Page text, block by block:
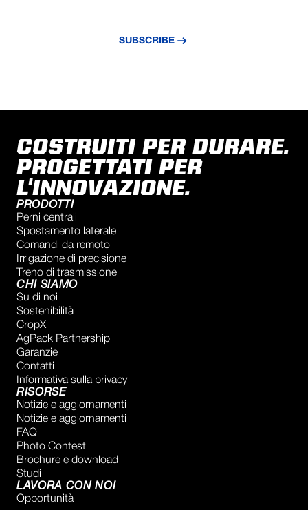
SUBSCRIBE
COSTRUITI PER DURARE.
PROGETTATI PER
L'INNOVAZIONE.
PRODOTTI
Perni centrali
Spostamento laterale
Comandi da remoto
Irrigazione di precisione
Treno di trasmissione
CHI SIAMO
Su di noi
Sostenibilità
CropX
AgPack Partnership
Garanzie
Contatti
Informativa sulla privacy
RISORSE
Notizie e aggiornamenti
Notizie e aggiornamenti
FAQ
Photo Contest
Brochure e download
Studi
LAVORA CON NOI
Opportunità